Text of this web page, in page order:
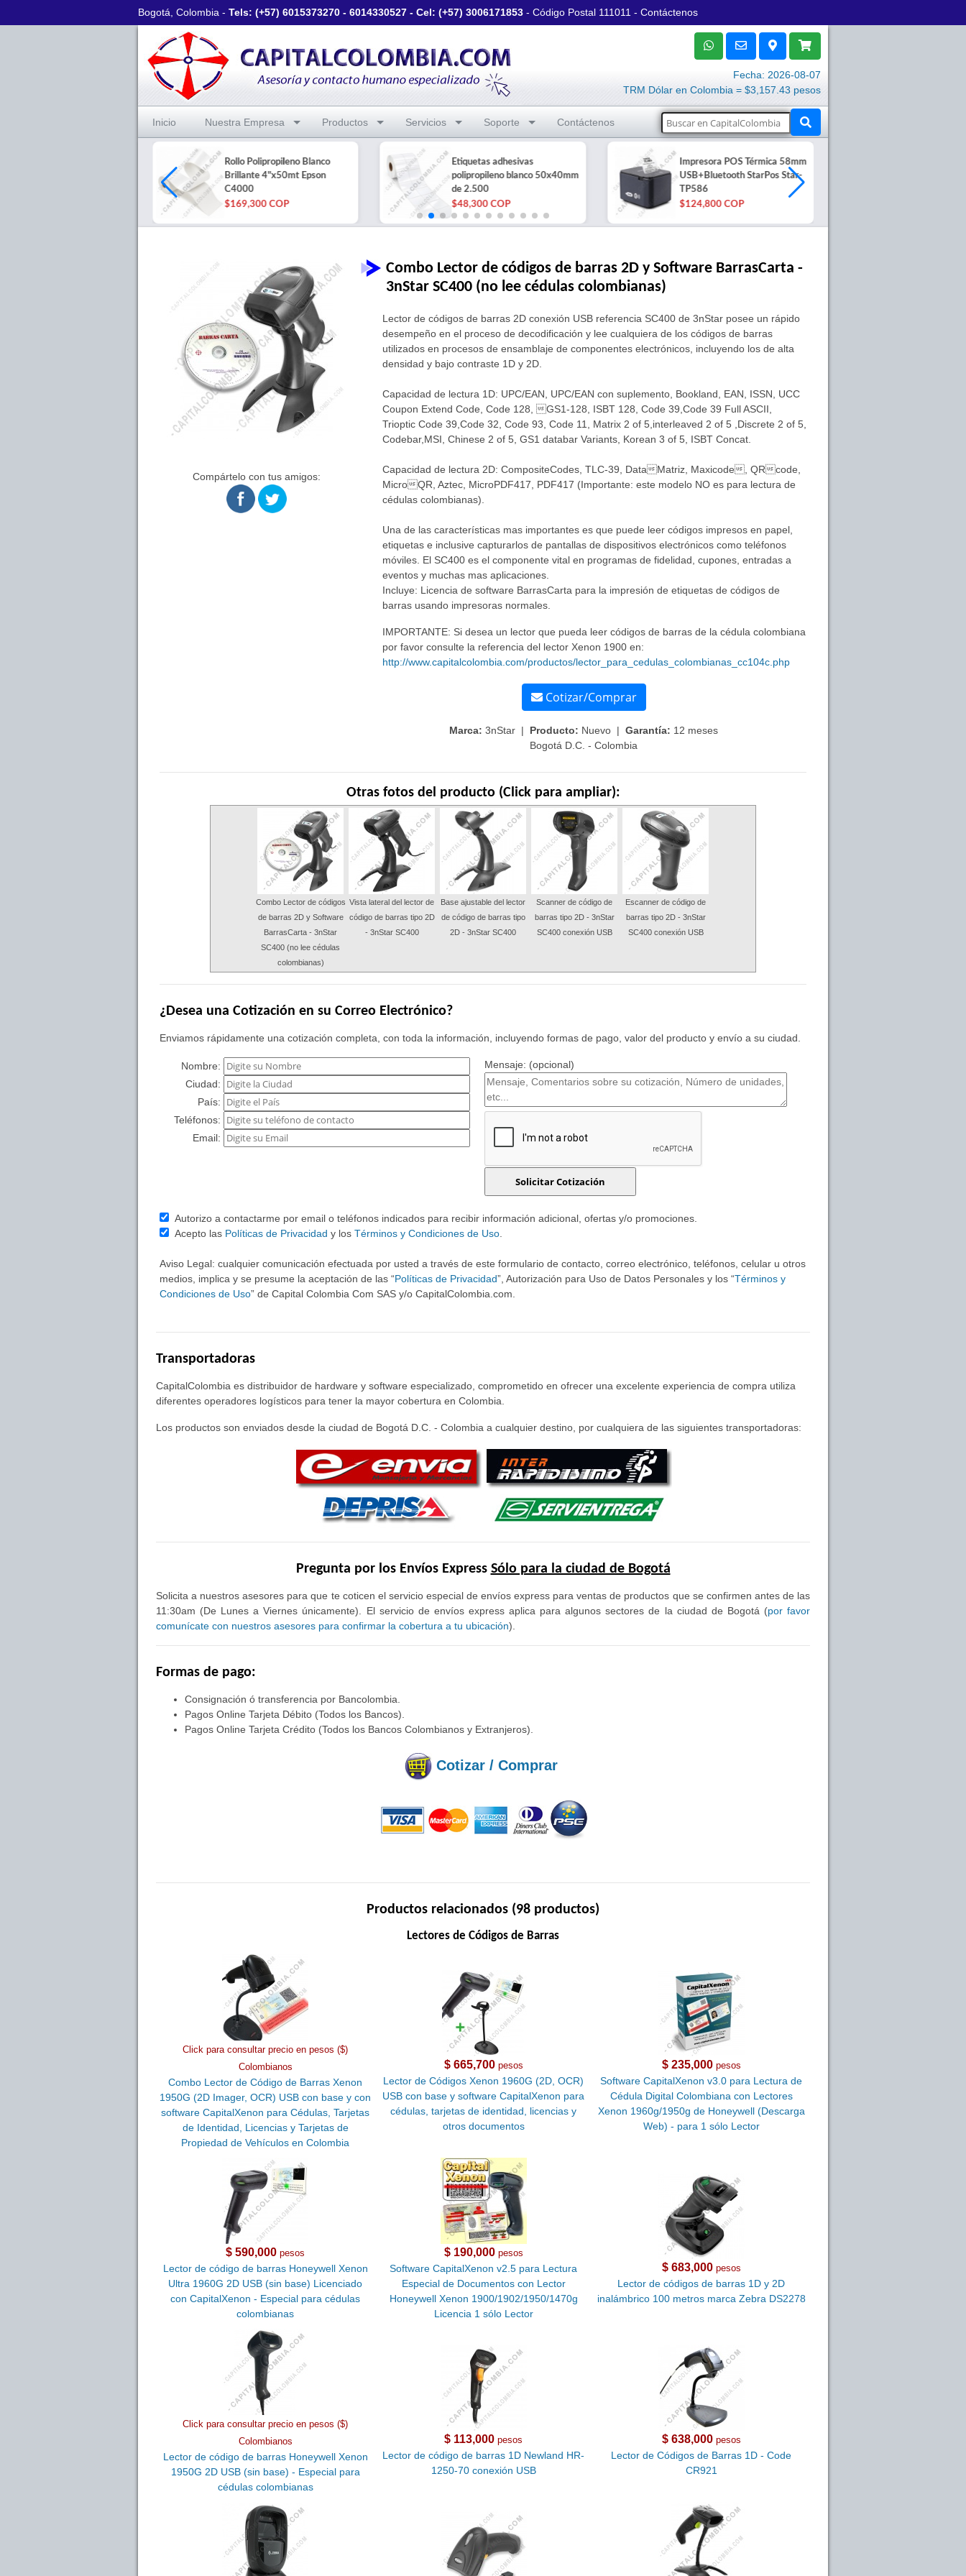
Bogotá, Colombia - Tels: (+57) 6015373270 - 6014330527 - Cel: (+57) 3006171853 - Código Postal 111011 - Contáctenos
Fecha: 2026-08-07
TRM Dólar en Colombia = $3,157.43 pesos
Inicio Nuestra Empresa Productos Servicios Soporte Contáctenos
Rollo Polipropileno Blanco
Brillante 4"x50mt Epson
C4000
$169,300 COP
Etiquetas adhesivas
polipropileno blanco 50x40mm
de 2.500
$48,300 COP
Impresora POS Térmica 58mm
USB+Bluetooth StarPos Star-
TP586
$124,800 COP
Compártelo con tus amigos:
Combo Lector de códigos de barras 2D y Software BarrasCarta -
3nStar SC400 (no lee cédulas colombianas)
Lector de códigos de barras 2D conexión USB referencia SC400 de 3nStar posee un rápido
desempeño en el proceso de decodificación y lee cualquiera de los códigos de barras
utilizados en procesos de ensamblaje de componentes electrónicos, incluyendo los de alta
densidad y bajo contraste 1D y 2D.
Capacidad de lectura 1D: UPC/EAN, UPC/EAN con suplemento, Bookland, EAN, ISSN, UCC
Coupon Extend Code, Code 128, GS1-128, ISBT 128, Code 39,Code 39 Full ASCII,
Trioptic Code 39,Code 32, Code 93, Code 11, Matrix 2 of 5,interleaved 2 of 5 ,Discrete 2 of 5,
Codebar,MSI, Chinese 2 of 5, GS1 databar Variants, Korean 3 of 5, ISBT Concat.
Capacidad de lectura 2D: CompositeCodes, TLC-39, DataMatriz, Maxicode, QRcode,
MicroQR, Aztec, MicroPDF417, PDF417 (Importante: este modelo NO es para lectura de
cédulas colombianas).
Una de las características mas importantes es que puede leer códigos impresos en papel,
etiquetas e inclusive capturarlos de pantallas de dispositivos electrónicos como teléfonos
móviles. El SC400 es el componente vital en programas de fidelidad, cupones, entradas a
eventos y muchas mas aplicaciones.
Incluye: Licencia de software BarrasCarta para la impresión de etiquetas de códigos de
barras usando impresoras normales.
IMPORTANTE: Si desea un lector que pueda leer códigos de barras de la cédula colombiana
por favor consulte la referencia del lector Xenon 1900 en:
http://www.capitalcolombia.com/productos/lector_para_cedulas_colombianas_cc104c.php
Cotizar/Comprar
Marca: 3nStar | Producto: Nuevo | Garantía: 12 meses
Bogotá D.C. - Colombia
Otras fotos del producto (Click para ampliar):
Combo Lector de códigos
de barras 2D y Software
BarrasCarta - 3nStar
SC400 (no lee cédulas
colombianas)
Vista lateral del lector de
código de barras tipo 2D
- 3nStar SC400
Base ajustable del lector
de código de barras tipo
2D - 3nStar SC400
Scanner de código de
barras tipo 2D - 3nStar
SC400 conexión USB
Escanner de código de
barras tipo 2D - 3nStar
SC400 conexión USB
¿Desea una Cotización en su Correo Electrónico?
Enviamos rápidamente una cotización completa, con toda la información, incluyendo formas de pago, valor del producto y envío a su ciudad.
Nombre:
Ciudad:
País:
Teléfonos:
Email:
Mensaje: (opcional)
Autorizo a contactarme por email o teléfonos indicados para recibir información adicional, ofertas y/o promociones.
Acepto las Políticas de Privacidad y los Términos y Condiciones de Uso
Aviso Legal: cualquier comunicación efectuada por usted a través de este formulario de contacto, correo electrónico, teléfonos, celular u otros
medios, implica y se presume la aceptación de las “Políticas de Privacidad”, Autorización para Uso de Datos Personales y los “Términos y
Condiciones de Uso” de Capital Colombia Com SAS y/o CapitalColombia.com.
Transportadoras
CapitalColombia es distribuidor de hardware y software especializado, comprometido en ofrecer una excelente experiencia de compra utiliza
diferentes operadores logísticos para tener la mayor cobertura en Colombia.
Los productos son enviados desde la ciudad de Bogotá D.C. - Colombia a cualquier destino, por cualquiera de las siguientes transportadoras:
Pregunta por los Envíos Express Sólo para la ciudad de Bogotá
Solicita a nuestros asesores para que te coticen el servicio especial de envíos express para ventas de productos que se confirmen antes de las
11:30am (De Lunes a Viernes únicamente). El servicio de envíos express aplica para algunos sectores de la ciudad de Bogotá (por favor
comunícate con nuestros asesores para confirmar la cobertura a tu ubicación).
Formas de pago:
Consignación ó transferencia por Bancolombia.
Pagos Online Tarjeta Débito (Todos los Bancos).
Pagos Online Tarjeta Crédito (Todos los Bancos Colombianos y Extranjeros).
Cotizar / Comprar
Productos relacionados (98 productos)
Lectores de Códigos de Barras
Click para consultar precio en pesos ($)
Colombianos
Combo Lector de Código de Barras Xenon
1950G (2D Imager, OCR) USB con base y con
software CapitalXenon para Cédulas, Tarjetas
de Identidad, Licencias y Tarjetas de
Propiedad de Vehículos en Colombia
$ 665,700pesos
Lector de Códigos Xenon 1960G (2D, OCR)
USB con base y software CapitalXenon para
cédulas, tarjetas de identidad, licencias y
otros documentos
$ 235,000pesos
Software CapitalXenon v3.0 para Lectura de
Cédula Digital Colombiana con Lectores
Xenon 1960g/1950g de Honeywell (Descarga
Web) - para 1 sólo Lector
$ 590,000 pesos
Lector de código de barras Honeywell Xenon
Ultra 1960G 2D USB (sin base) Licenciado
con CapitalXenon - Especial para cédulas
colombianas
$ 190,000pesos
Software CapitalXenon v2.5 para Lectura
Especial de Documentos con Lector
Honeywell Xenon 1900/1902/1950/1470g
Licencia 1 sólo Lector
$ 683,000pesos
Lector de códigos de barras 1D y 2D
inalámbrico 100 metros marca Zebra DS2278
Click para consultar precio en pesos ($)
Colombianos
Lector de código de barras Honeywell Xenon
1950G 2D USB (sin base) - Especial para
cédulas colombianas
$ 113,000 pesos
Lector de código de barras 1D Newland HR-
1250-70 conexión USB
$ 638,000pesos
Lector de Códigos de Barras 1D - Code
CR921